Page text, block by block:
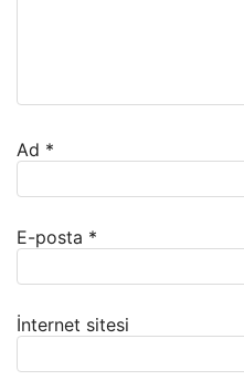
Ad *
E-posta *
İnternet sitesi